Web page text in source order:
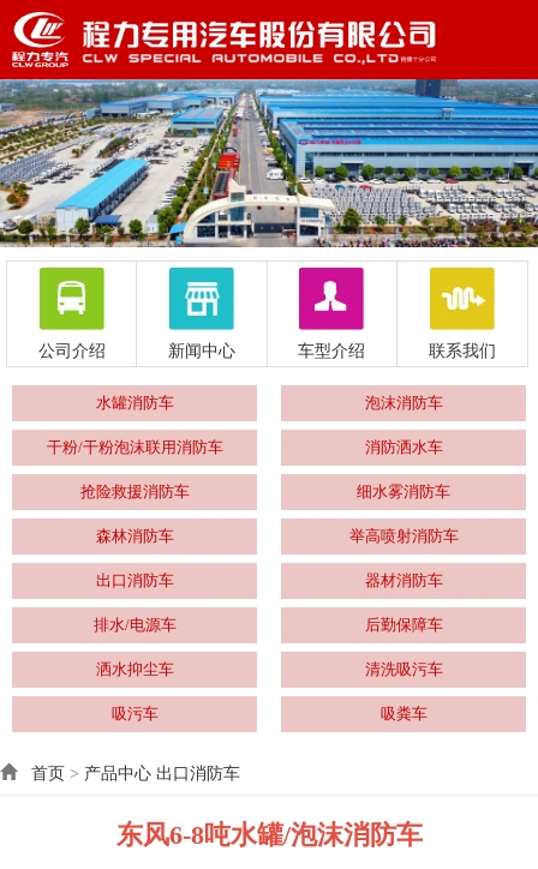
公司介绍 新闻中心 车型介绍 联系我们
水罐消防车 泡沫消防车
干粉/干粉泡沫联用消防车 消防洒水车
抢险救援消防车 细水雾消防车
森林消防车 举高喷射消防车
出口消防车 器材消防车
排水/电源车 后勤保障车
洒水抑尘车 清洗吸污车
吸污车 吸粪车
首页 > 产品中心 出口消防车
东风6-8吨水罐/泡沫消防车